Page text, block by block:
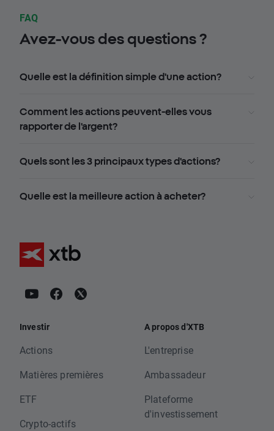
FAQ
Avez-vous des questions ?
Quelle est la définition simple d'une action?
Comment les actions peuvent-elles vous
rapporter de l'argent?
Quels sont les 3 principaux types d'actions?
Quelle est la meilleure action à acheter?
Investir
Actions
Matières premières
ETF
Crypto-actifs
A propos d'XTB
L'entreprise
Ambassadeur
Plateforme
d'investissement